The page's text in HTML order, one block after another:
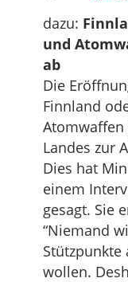
dazu:
und
ab
Die
Finnland
Atomwaffen
Landes zur
Dies hat
einem
gesagt. Sie
“Niemand
wollen.